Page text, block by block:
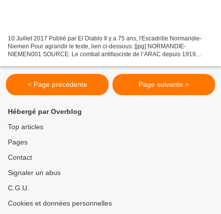
10 Juillet 2017 Publié par El Diablo Il y a 75 ans, l'Escadrille Normandie-
Niemen Pour agrandir le texte, lien ci-dessous: [jpg] NORMANDIE-
NIEMEN001 SOURCE: Le combat antifasciste de l’ARAC depuis 1919
antifasciste-de-larac-depuis-1919/...
< Page précédente Page suivante >
Hébergé par Overblog
Top articles
Pages
Contact
Signaler un abus
C.G.U.
Cookies et données personnelles